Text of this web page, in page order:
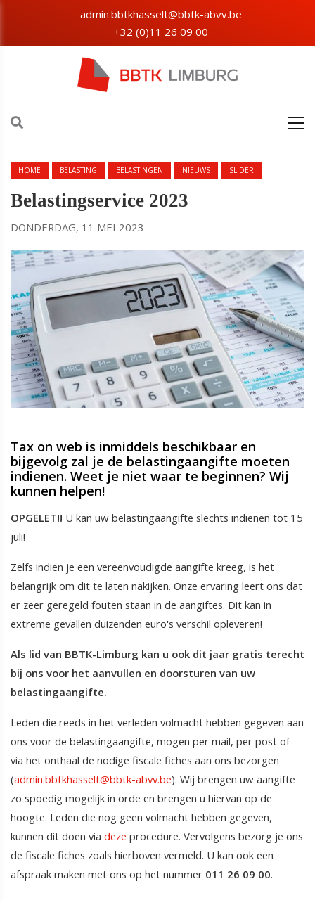
admin.bbtkhasselt@bbtk-abvv.be
+32 (0)11 26 09 00
HOME BELASTING BELASTINGEN NIEUWS SLIDER
Belastingservice 2023
DONDERDAG, 11 MEI 2023
Tax on web is inmiddels beschikbaar en
bijgevolg zal je de belastingaangifte moeten
indienen. Weet je niet waar te beginnen? Wij
kunnen helpen!
OPGELET!! U kan uw belastingaangifte slechts indienen tot 15
juli!
Zelfs indien je een vereenvoudigde aangifte kreeg, is het
belangrijk om dit te laten nakijken. Onze ervaring leert ons dat
er zeer geregeld fouten staan in de aangiftes. Dit kan in
extreme gevallen duizenden euro's verschil opleveren!
Als lid van BBTK-Limburg kan u ook dit jaar gratis terecht
bij ons voor het aanvullen en doorsturen van uw
belastingaangifte.
Leden die reeds in het verleden volmacht hebben gegeven aan
ons voor de belastingaangifte, mogen per mail, per post of
via het onthaal de nodige fiscale fiches aan ons bezorgen
(admin.bbtkhasselt@bbtk-abvv.be). Wij brengen uw aangifte
zo spoedig mogelijk in orde en brengen u hiervan op de
hoogte. Leden die nog geen volmacht hebben gegeven,
kunnen dit doen via deze procedure. Vervolgens bezorg je ons
de fiscale fiches zoals hierboven vermeld. U kan ook een
afspraak maken met ons op het nummer 011 26 09 00.